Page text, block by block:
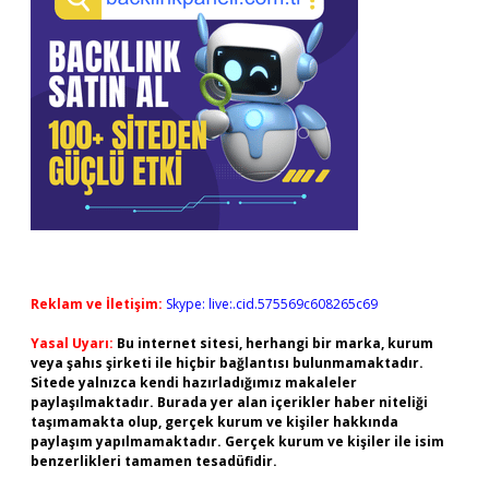
Reklam ve İletişim: Skype: live:.cid.575569c608265c69
Yasal Uyarı: Bu internet sitesi, herhangi bir marka, kurum
veya şahıs şirketi ile hiçbir bağlantısı bulunmamaktadır.
Sitede yalnızca kendi hazırladığımız makaleler
paylaşılmaktadır. Burada yer alan içerikler haber niteliği
taşımamakta olup, gerçek kurum ve kişiler hakkında
paylaşım yapılmamaktadır. Gerçek kurum ve kişiler ile isim
benzerlikleri tamamen tesadüfidir.